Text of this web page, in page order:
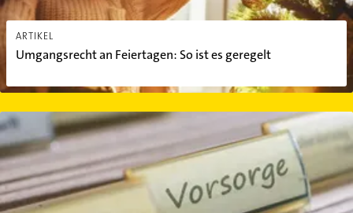
ARTIKEL
Umgangsrecht an Feiertagen: So ist es geregelt
Jetzt vorbeugen: Absicherungen im Todesfall der Eltern –